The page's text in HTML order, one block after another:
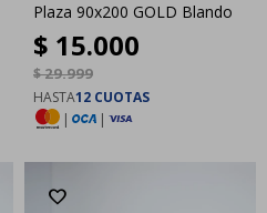
Plaza 90x200 GOLD Blando
$ 15.000
$29.999
HASTA12 CUOTAS
|
|